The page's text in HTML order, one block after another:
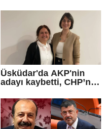
Üsküdar'da AKP'nin
adayı kaybetti, CHP’nin
Çetinkaya Başkan
Vekili seçildi